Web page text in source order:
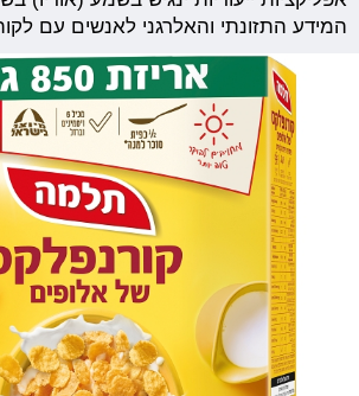
המידע התזונתי והאלרגני לאנשים עם לקות